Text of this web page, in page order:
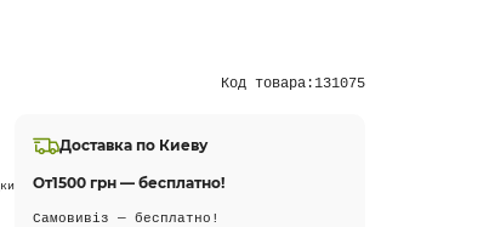
Код товара:131075
Доставка по Киеву
От1500 грн — бесплатно!
Самовивіз — бесплатно!